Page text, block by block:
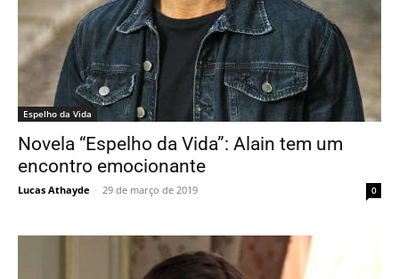
Espelho da Vida
Novela “Espelho da Vida”: Alain tem um
encontro emocionante
Lucas Athayde - 29 de março de 2019 0